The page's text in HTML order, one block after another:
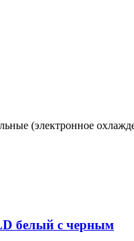
(электронное
белый с черным